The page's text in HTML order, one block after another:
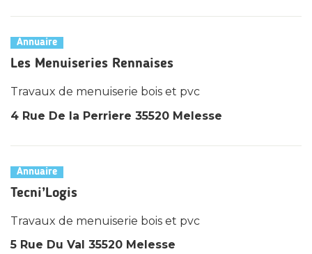
Annuaire
Les Menuiseries Rennaises
Travaux de menuiserie bois et pvc
4 Rue De la Perriere 35520 Melesse
Annuaire
Tecni’Logis
Travaux de menuiserie bois et pvc
5 Rue Du Val 35520 Melesse